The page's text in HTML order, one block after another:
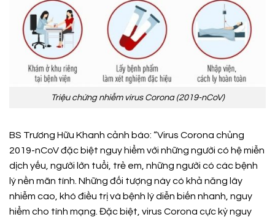
Triệu chứng nhiễm virus Corona (2019-nCoV)
BS Trương Hữu Khanh cảnh báo: “Virus Corona chủng
2019-nCoV đặc biệt nguy hiểm với những người có hệ miễn
dịch yếu, người lớn tuổi, trẻ em, những người có các bệnh
lý nền mãn tính. Những đối tượng này có khả năng lây
nhiễm cao, khó điều trị và bệnh lý diễn biến nhanh, nguy
hiểm cho tính mạng. Đặc biệt, virus Corona cực kỳ nguy